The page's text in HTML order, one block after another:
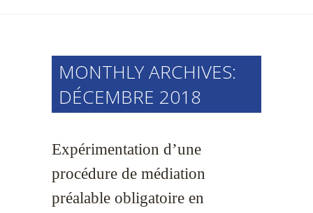
MONTHLY ARCHIVES:
DÉCEMBRE 2018
Expérimentation d’une
procédure de médiation
préalable obligatoire en